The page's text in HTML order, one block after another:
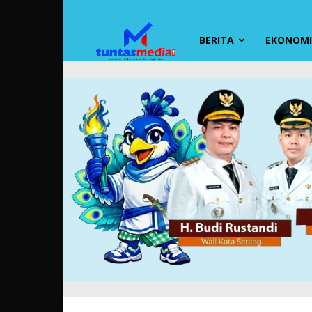
TUNTAS
MEDIA
BERITA